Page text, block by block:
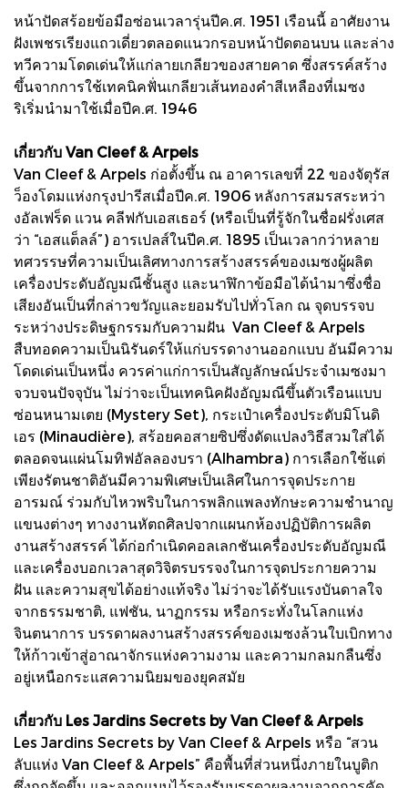
หน้าปัดสร้อยข้อมือซ่อนเวลารุ่นปีค.ศ. 1951 เรือนนี้ อาศัยงาน
ฝังเพชรเรียงแถวเดี่ยวตลอดแนวกรอบหน้าปัดตอนบน และล่าง
ทวีความโดดเด่นให้แก่ลายเกลียวของสายคาด ซึ่งสรรค์สร้าง
ขึ้นจากการใช้เทคนิคฟั่นเกลียวเส้นทองคำสีเหลืองที่เมซง
ริเริ่มนำมาใช้เมื่อปีค.ศ. 1946
เกี่ยวกับ Van Cleef & Arpels
Van Cleef & Arpels ก่อตั้งขึ้น ณ อาคารเลขที่ 22 ของจัตุรัส
ว็องโดมแห่งกรุงปารีสเมื่อปีค.ศ. 1906 หลังการสมรสระหว่า
งอัลเฟร็ด แวน คลีฟกับเอสเธอร์ (หรือเป็นที่รู้จักในชื่อฝรั่งเศส
ว่า “เอสแต็ลล์”) อารเปลส์ในปีค.ศ. 1895 เป็นเวลากว่าหลาย
ทศวรรษที่ความเป็นเลิศทางการสร้างสรรค์ของเมซงผู้ผลิต
เครื่องประดับอัญมณีชั้นสูง และนาฬิกาข้อมือได้นำมาซึ่งชื่อ
เสียงอันเป็นที่กล่าวขวัญและยอมรับไปทั่วโลก ณ จุดบรรจบ
ระหว่างประดิษฐกรรมกับความฝัน Van Cleef & Arpels
สืบทอดความเป็นนิรันดร์ให้แก่บรรดางานออกแบบ อันมีความ
โดดเด่นเป็นหนึ่ง ควรค่าแก่การเป็นสัญลักษณ์ประจำเมซงมา
จวบจนปัจจุบัน ไม่ว่าจะเป็นเทคนิคฝังอัญมณีขึ้นตัวเรือนแบบ
ซ่อนหนามเตย (Mystery Set), กระเป๋าเครื่องประดับมิโนดิ
เอร (Minaudière), สร้อยคอสายซิปซึ่งดัดแปลงวิธีสวมใส่ได้
ตลอดจนแผ่นโมทิฟอัลลองบรา (Alhambra) การเลือกใช้แต่
เพียงรัตนชาติอันมีความพิเศษเป็นเลิศในการจุดประกาย
อารมณ์ ร่วมกับไหวพริบในการพลิกแพลงทักษะความชำนาญ
แขนงต่างๆ ทางงานหัตถศิลปจากแผนกห้องปฏิบัติการผลิต
งานสร้างสรรค์ ได้ก่อกำเนิดคอลเลกชันเครื่องประดับอัญมณี
และเครื่องบอกเวลาสุดวิจิตรบรรจงในการจุดประกายความ
ฝัน และความสุขได้อย่างแท้จริง ไม่ว่าจะได้รับแรงบันดาลใจ
จากธรรมชาติ, แฟชัน, นาฏกรรม หรือกระทั่งในโลกแห่ง
จินตนาการ บรรดาผลงานสร้างสรรค์ของเมซงล้วนใบเบิกทาง
ให้ก้าวเข้าสู่อาณาจักรแห่งความงาม และความกลมกลืนซึ่ง
อยู่เหนือกระแสความนิยมของยุคสมัย
เกี่ยวกับ Les Jardins Secrets by Van Cleef & Arpels
Les Jardins Secrets by Van Cleef & Arpels หรือ “สวน
ลับแห่ง Van Cleef & Arpels” คือพื้นที่ส่วนหนึ่งภายในบูติก